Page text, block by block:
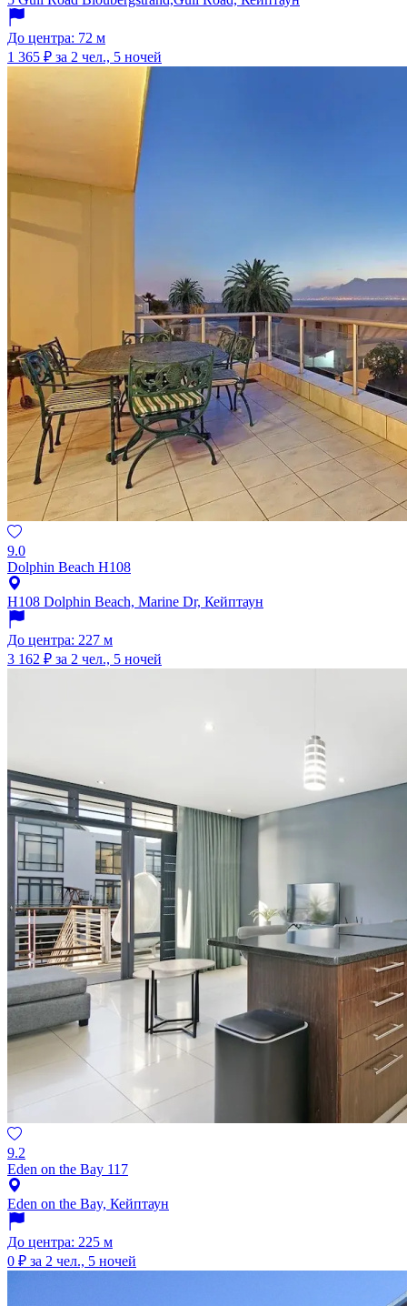
До центра: 72 м
1 365 ₽ за 2 чел., 5 ночей
9.0
Dolphin Beach H108
H108 Dolphin Beach, Marine Dr, Кейптаун
До центра: 227 м
3 162 ₽ за 2 чел., 5 ночей
9.2
Eden on the Bay 117
Eden on the Bay, Кейптаун
До центра: 225 м
0 ₽ за 2 чел., 5 ночей